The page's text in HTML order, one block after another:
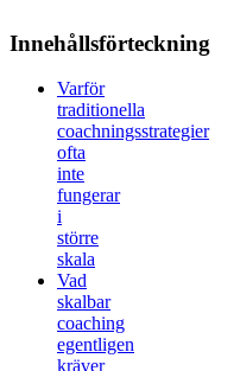
Innehållsförteckning
Varför
traditionella
coachningsstrategier
ofta
inte
fungerar
i
större
skala
Vad
skalbar
coaching
egentligen
kräver